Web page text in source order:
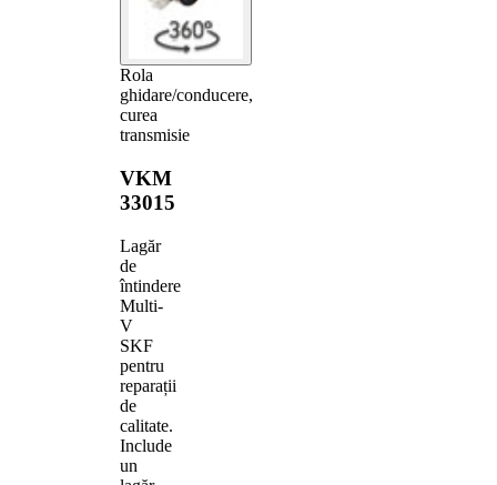
Rola
ghidare/conducere,
curea
transmisie
VKM
33015
Lagăr
de
întindere
Multi-
V
SKF
pentru
reparații
de
calitate.
Include
un